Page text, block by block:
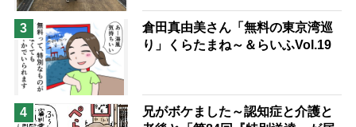
3
倉田真由美さん「無料の東京湾巡
り」くらたまね～＆らいふVol.19
4
兄がボケました～認知症と介護と